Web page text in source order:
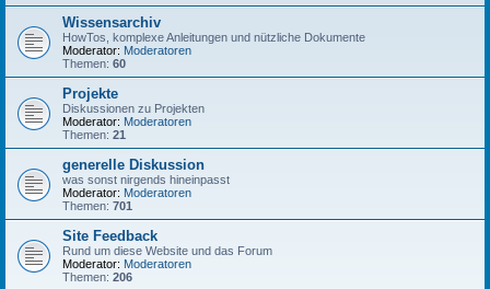
Wissensarchiv
HowTos, komplexe Anleitungen und nützliche Dokumente
Moderator: Moderatoren
Themen: 60
Projekte
Diskussionen zu Projekten
Moderator: Moderatoren
Themen: 21
generelle Diskussion
was sonst nirgends hineinpasst
Moderator: Moderatoren
Themen: 701
Site Feedback
Rund um diese Website und das Forum
Moderator: Moderatoren
Themen: 206